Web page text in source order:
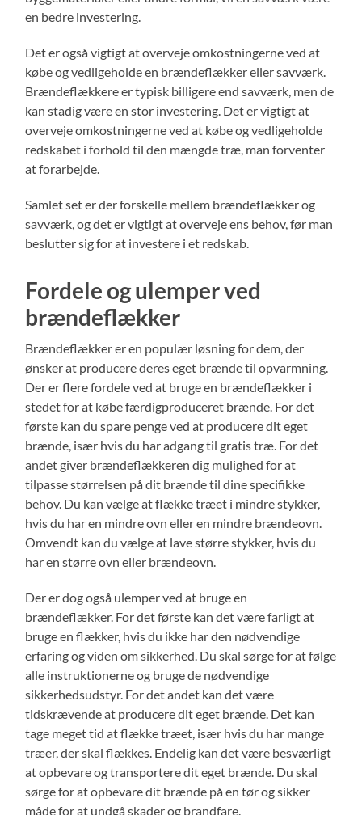
en bedre investering.
Det er også vigtigt at overveje omkostningerne ved at
købe og vedligeholde en brændeflækker eller savværk.
Brændeflækkere er typisk billigere end savværk, men de
kan stadig være en stor investering. Det er vigtigt at
overveje omkostningerne ved at købe og vedligeholde
redskabet i forhold til den mængde træ, man forventer
at forarbejde.
Samlet set er der forskelle mellem brændeflækker og
savværk, og det er vigtigt at overveje ens behov, før man
beslutter sig for at investere i et redskab.
Fordele og ulemper ved
brændeflækker
Brændeflækker er en populær løsning for dem, der
ønsker at producere deres eget brænde til opvarmning.
Der er flere fordele ved at bruge en brændeflækker i
stedet for at købe færdigproduceret brænde. For det
første kan du spare penge ved at producere dit eget
brænde, især hvis du har adgang til gratis træ. For det
andet giver brændeflækkeren dig mulighed for at
tilpasse størrelsen på dit brænde til dine specifikke
behov. Du kan vælge at flække træet i mindre stykker,
hvis du har en mindre ovn eller en mindre brændeovn.
Omvendt kan du vælge at lave større stykker, hvis du
har en større ovn eller brændeovn.
Der er dog også ulemper ved at bruge en
brændeflækker. For det første kan det være farligt at
bruge en flækker, hvis du ikke har den nødvendige
erfaring og viden om sikkerhed. Du skal sørge for at følge
alle instruktionerne og bruge de nødvendige
sikkerhedsudstyr. For det andet kan det være
tidskrævende at producere dit eget brænde. Det kan
tage meget tid at flække træet, især hvis du har mange
træer, der skal flækkes. Endelig kan det være besværligt
at opbevare og transportere dit eget brænde. Du skal
sørge for at opbevare dit brænde på en tør og sikker
måde for at undgå skader og brandfare.